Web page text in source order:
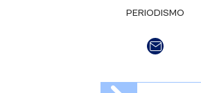
PERIODISMO